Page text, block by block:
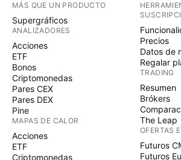
MÁS QUE UN PRODUCTO
Supergráficos
ANALIZADORES
Acciones
ETF
Bonos
Criptomonedas
Pares CEX
Pares DEX
Pine
MAPAS DE CALOR
Acciones
ETF
Criptomonedas
Precios
Datos de
Regalar
TRADING
Resumen
Brókers
The Leap
OFERTAS
Futuros
Futuros